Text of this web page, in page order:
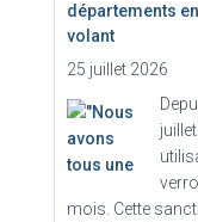
départements
volant
25 juillet 2026
mois. Cette